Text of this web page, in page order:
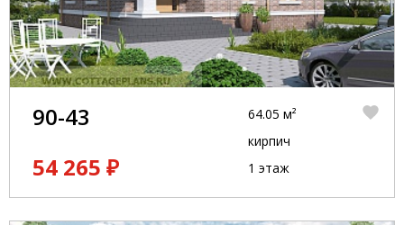
90-43
54 265 ₽
64.05 м²
кирпич
1 этаж